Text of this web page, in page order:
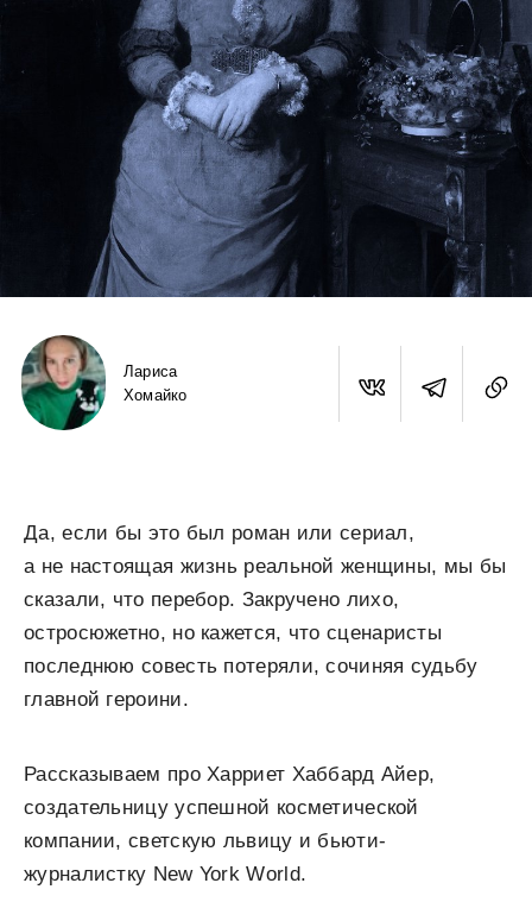
Лариса
Хомайко
Да, если бы это был роман или сериал,
а не настоящая жизнь реальной женщины, мы бы
сказали, что перебор. Закручено лихо,
остросюжетно, но кажется, что сценаристы
последнюю совесть потеряли, сочиняя судьбу
главной героини.
Рассказываем про Харриет Хаббард Айер,
создательницу успешной косметической
компании, светскую львицу и бьюти-
журналистку New York World.